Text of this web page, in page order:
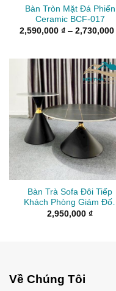
Bàn Tròn Mặt Đá Phiến
Ceramic BCF-017
2,590,000 ₫ – 2,730,000
Bàn Trà Sofa Đôi Tiếp
Khách Phòng Giám Đốc
BTS-002
2,950,000 ₫
Về Chúng Tôi